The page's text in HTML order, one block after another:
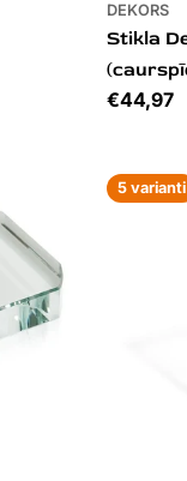
DEKORS
Stikla
Cena
€44,97
5 varianti